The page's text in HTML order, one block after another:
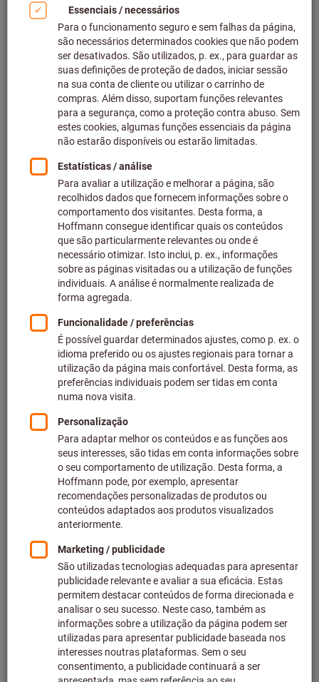
Clicar para aumentar imagem
Preço por 1 Peça
mais IVA à taxa atualPreços mais custos de entrega
sessão.
Adicionar ao carrinho de compras
Prazo de entrega aprox.: 2-3 semanas
Tenha em atenção o prazo de entrega e recomendação:
Efetuamos o pedido deste artigo diretamente ao
fabricante, uma vez que não faz parte da nossa gama
principal e, como tal, não temos em stock.